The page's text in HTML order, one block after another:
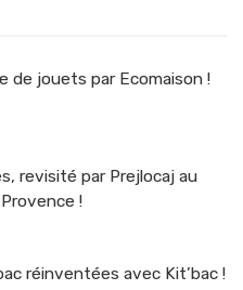
de jouets par Ecomaison !
revisité par Prejlocaj au
!
réinventées avec Kit’bac !